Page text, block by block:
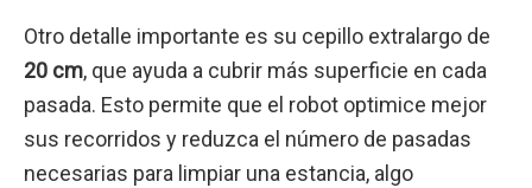
Otro detalle importante es su cepillo extralargo de
20 cm, que ayuda a cubrir más superficie en cada
pasada. Esto permite que el robot optimice mejor
sus recorridos y reduzca el número de pasadas
necesarias para limpiar una estancia, algo